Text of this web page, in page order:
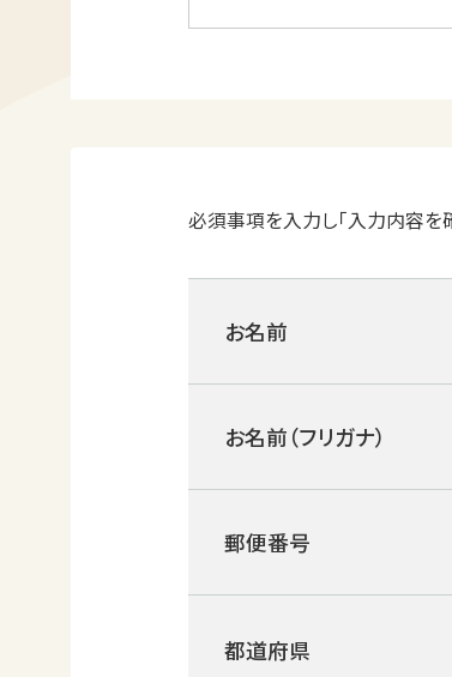
必須事項を入力し「入力内容を
お名前
お名前（フリガナ）
郵便番号
都道府県